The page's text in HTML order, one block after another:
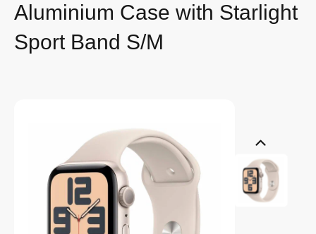
Aluminium Case with Starlight
Sport Band S/M